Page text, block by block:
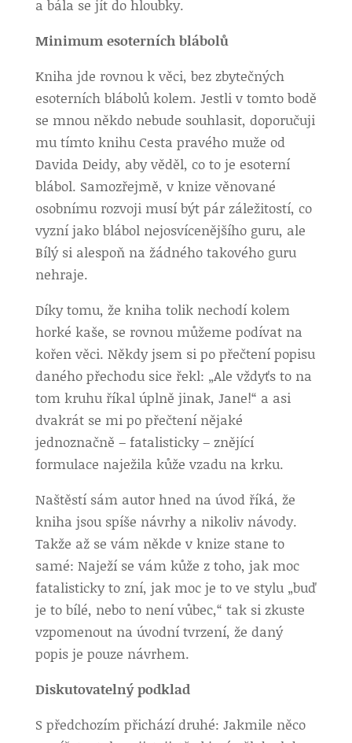
a bála se jít do hloubky.
Minimum esoterních blábolů
Kniha jde rovnou k věci, bez zbytečných
esoterních blábolů kolem. Jestli v tomto bodě
se mnou někdo nebude souhlasit, doporučuji
mu tímto knihu Cesta pravého muže od
Davida Deidy, aby věděl, co to je esoterní
blábol. Samozřejmě, v knize věnované
osobnímu rozvoji musí být pár záležitostí, co
vyzní jako blábol nejosvícenějšího guru, ale
Bílý si alespoň na žádného takového guru
nehraje.
Díky tomu, že kniha tolik nechodí kolem
horké kaše, se rovnou můžeme podívat na
kořen věci. Někdy jsem si po přečtení popisu
daného přechodu sice řekl: „Ale vždyťs to na
tom kruhu říkal úplně jinak, Jane!“ a asi
dvakrát se mi po přečtení nějaké
jednoznačně – fatalisticky – znějící
formulace naježila kůže vzadu na krku.
Naštěstí sám autor hned na úvod říká, že
kniha jsou spíše návrhy a nikoliv návody.
Takže až se vám někde v knize stane to
samé: Naježí se vám kůže z toho, jak moc
fatalisticky to zní, jak moc je to ve stylu „buď
je to bílé, nebo to není vůbec,“ tak si zkuste
vzpomenout na úvodní tvrzení, že daný
popis je pouze návrhem.
Diskutovatelný podklad
S předchozím přichází druhé: Jakmile něco